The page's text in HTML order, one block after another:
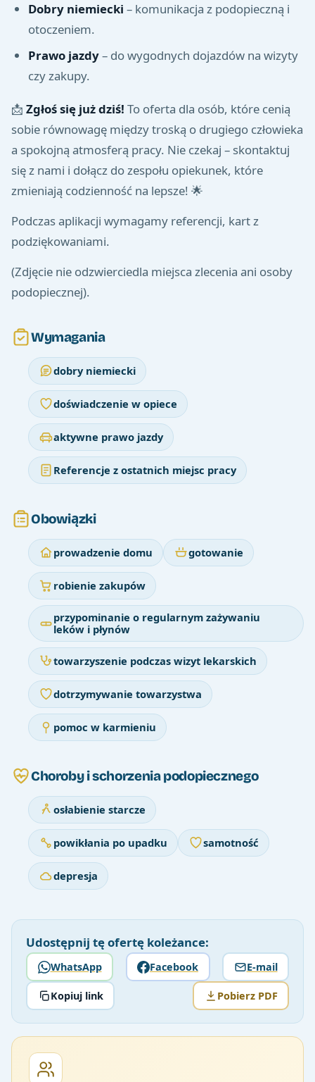
Dobry niemiecki – komunikacja z podopieczną i
otoczeniem.
Prawo jazdy– do wygodnych dojazdów na wizyty
czy zakupy.
📩 Zgłoś się już dziś! To oferta dla osób, które cenią
sobie równowagę między troską o drugiego człowieka
a spokojną atmosferą pracy. Nie czekaj – skontaktuj
się z nami i dołącz do zespołu opiekunek, które
zmieniają codzienność na lepsze! 🌟
Podczas aplikacji wymagamy referencji, kart z
podziękowaniami.
(Zdjęcie nie odzwierciedla miejsca zlecenia ani osoby
podopiecznej).
Wymagania
dobry niemiecki
doświadczenie w opiece
aktywne prawo jazdy
Referencje z ostatnich miejsc pracy
Obowiązki
prowadzenie domu gotowanie
robienie zakupów
przypominanie o regularnym zażywaniu
leków i płynów
towarzyszenie podczas wizyt lekarskich
dotrzymywanie towarzystwa
pomoc w karmieniu
Choroby i schorzenia podopiecznego
osłabienie starcze
powikłania po upadku samotność
depresja
Udostępnij tę ofertę koleżance:
WhatsApp Facebook E-mail
Kopiuj link Pobierz PDF